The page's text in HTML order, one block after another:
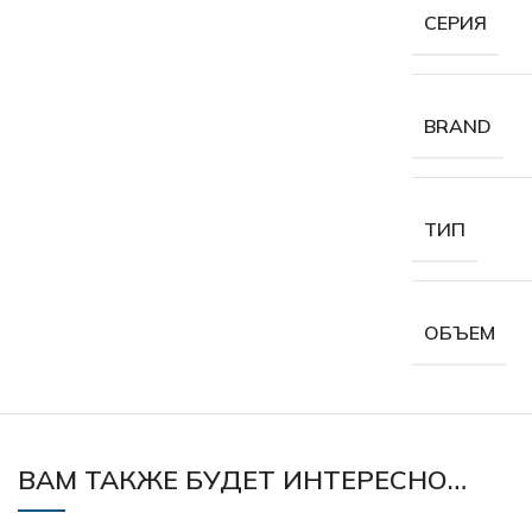
СЕРИЯ
BRAND
ТИП
ОБЪЕМ
ВАМ ТАКЖЕ БУДЕТ ИНТЕРЕСНО…